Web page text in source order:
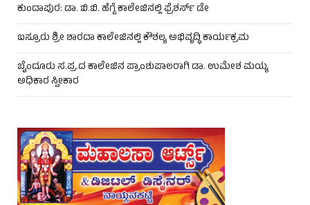
ಕುಂದಾಪುರ: ಡಾ. ಬಿ.ಬಿ. ಹೆಗ್ಡೆ ಕಾಲೇಜಿನಲ್ಲಿ ಫ್ರೆಶರ್ಸ್ ಡೇ
ಬಸ್ರೂರು ಶ್ರೀ ಶಾರದಾ ಕಾಲೇಜಿನಲ್ಲಿ ಕೌಶಲ್ಯ ಅಭಿವೃದ್ಧಿ ಕಾರ್ಯಕ್ರಮ
ಬೈಂದೂರು ಸ.ಪ್ರ.ದ ಕಾಲೇಜಿನ ಪ್ರಾಂಶುಪಾಲರಾಗಿ ಡಾ. ಉಮೇಶ ಮಯ್ಯ
ಅಧಿಕಾರ ಸ್ವೀಕಾರ